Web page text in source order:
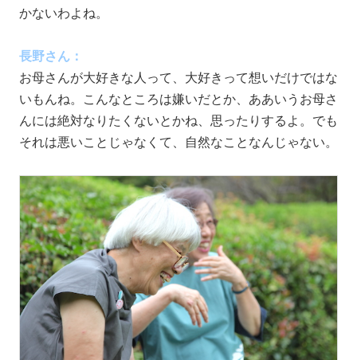
かないわよね。
長野さん：
お母さんが大好きな人って、大好きって想いだけではな
いもんね。こんなところは嫌いだとか、ああいうお母さ
んには絶対なりたくないとかね、思ったりするよ。でも
それは悪いことじゃなくて、自然なことなんじゃない。